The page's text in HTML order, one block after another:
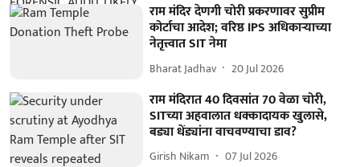
राम मंदिर देणगी चोरी प्रकरणावर सुप्रीम
कोर्टाचा आदेश; वरिष्ठ IPS अधिकाऱ्याच्या
नेतृत्त्वात SIT नेमा
Bharat Jadhav 20 Jul 2026
राम मंदिरात 40 दिवसांत 70 वेळा चोरी,
SITच्या अहवालात धक्कादायक खुलासे,
बड्या धेंड्यांना वाचवण्याचा डाव?
Girish Nikam 07 Jul 2026